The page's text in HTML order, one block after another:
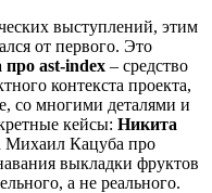
выступлений, этим
от первого. Это
ast-index – средство
контекста проекта,
со многими деталями и
кейсы: Никита
Михаил Кацуба про
выкладки фруктов
а не реального.